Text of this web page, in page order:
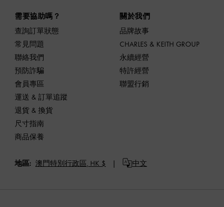
需要協助嗎？
查詢訂單狀態
常見問題
聯絡我們
預防詐騙
會員專區
運送 & 訂單追蹤
退貨 & 換貨
尺寸指南
商品保養
關於我們
品牌故事
CHARLES & KEITH GROUP
永續經營
特許經營
聯盟行銷
地區: 澳門特別行政區, HK $ 中文